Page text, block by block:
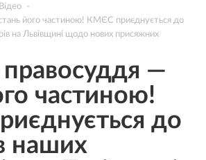
Відео
його частиною! КМЄС приєднується до
на Львівщині щодо нових присяжних
правосуддя —
частиною!
до
наших